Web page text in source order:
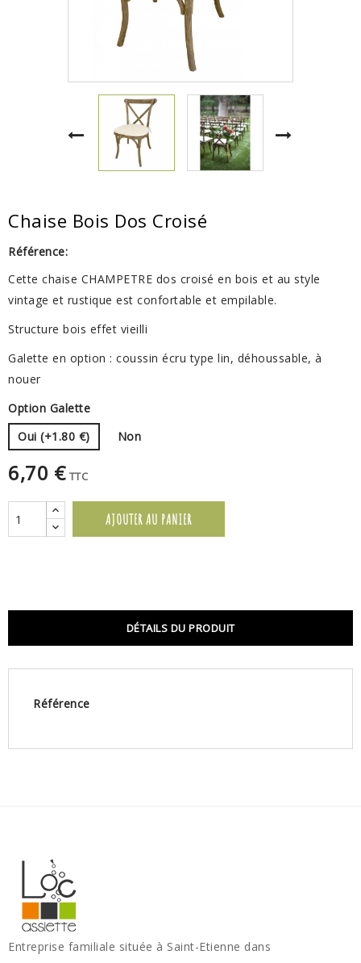
Chaise Bois Dos Croisé
Référence:
Cette chaise CHAMPETRE dos croisé en bois et au style
vintage et rustique est confortable et empilable.
Structure bois effet vieilli
Galette en option : coussin écru type lin, déhoussable, à
nouer
Option Galette
Oui (+1.80 €)
Non
6,70 € TTC
AJOUTER AU PANIER
DÉTAILS DU PRODUIT
Référence
Entreprise familiale située à Saint-Etienne dans